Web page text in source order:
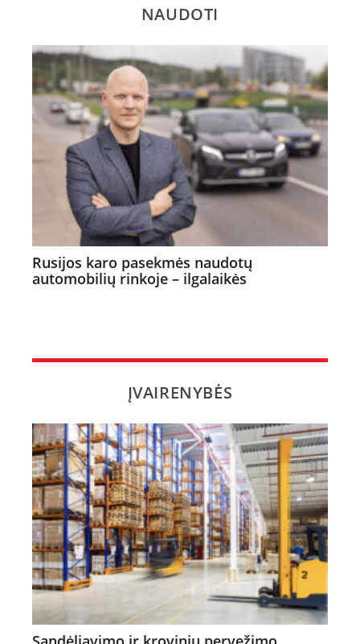
NAUDOTI
Rusijos karo pasekmės naudotų
automobilių rinkoje – ilgalaikės
ĮVAIRENYBĖS